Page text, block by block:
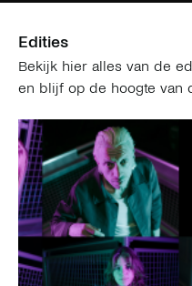
Edities
Bekijk hier alles van de
en blijf op de hoogte van